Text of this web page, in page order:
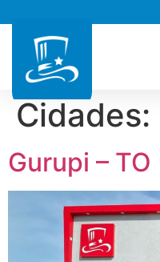
Cidades:
Gurupi – TO